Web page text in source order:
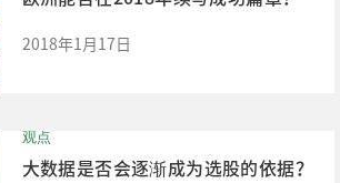
2018年1月17日
观点
大数据是否会逐渐成为选股的依据？